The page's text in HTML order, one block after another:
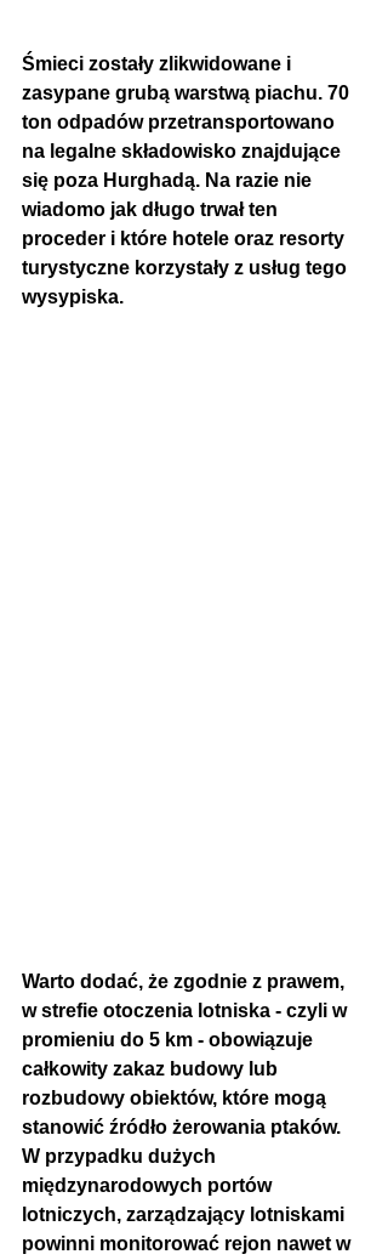
Śmieci zostały zlikwidowane i
zasypane grubą warstwą piachu. 70
ton odpadów przetransportowano
na legalne składowisko znajdujące
się poza Hurghadą. Na razie nie
wiadomo jak długo trwał ten
proceder i które hotele oraz resorty
turystyczne korzystały z usług tego
wysypiska.
Warto dodać, że zgodnie z prawem,
w strefie otoczenia lotniska - czyli w
promieniu do 5 km - obowiązuje
całkowity zakaz budowy lub
rozbudowy obiektów, które mogą
stanowić źródło żerowania ptaków.
W przypadku dużych
międzynarodowych portów
lotniczych, zarządzający lotniskami
powinni monitorować rejon nawet w